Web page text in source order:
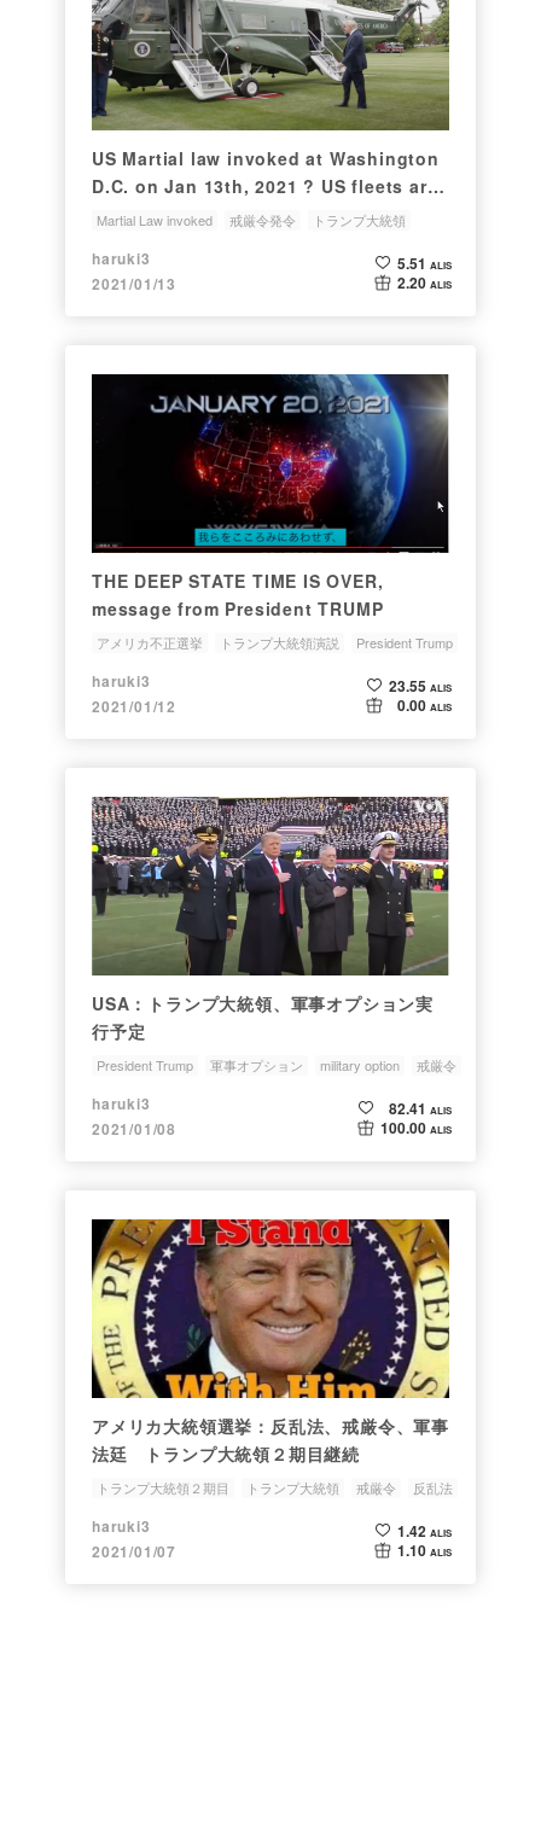
US Martial law invoked at Washington
D.C. on Jan 13th, 2021 ? US fleets are
moving to where ? 戒厳令発令済み？
Martial Law invoked 戒厳令発令
トランプ大統領
President Trump
haruki3
2021/01/13
5.51 ALIS
2.20 ALIS
THE DEEP STATE TIME IS OVER,
message from President TRUMP
アメリカ不正選挙 トランプ大統領演説
President Trump
USA civil war
haruki3
2021/01/12
23.55 ALIS
0.00 ALIS
USA：トランプ大統領、軍事オプション実
行予定
President Trump 軍事オプション military option
戒厳令
国家反逆罪
haruki3
2021/01/08
82.41 ALIS
100.00 ALIS
アメリカ大統領選挙：反乱法、戒厳令、軍事
法廷 トランプ大統領２期目継続
トランプ大統領２期目 トランプ大統領 戒厳令
反乱法
President Trump
haruki3
2021/01/07
1.42 ALIS
1.10 ALIS